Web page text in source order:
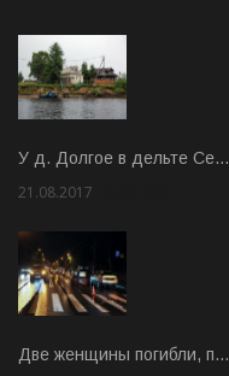
У д. Долгое в дельте Се…
21.08.2017
Две женщины погибли, п…